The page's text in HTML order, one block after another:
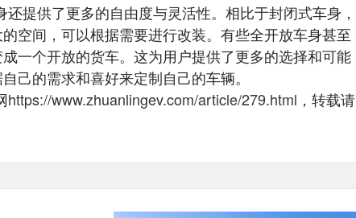
还提供了更多的自由度与灵活性。相比于封闭式车身，
空间，可以根据需要进行改装。有些全开放车身甚至
一个开放的货车。这为用户提供了更多的选择和可能
己的需求和喜好来定制自己的车辆。
https://www.zhuanlingev.com/article/279.html ，转载请